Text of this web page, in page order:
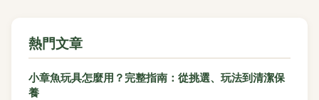
熱門文章
小章魚玩具怎麼用？完整指南：從挑選、玩法到清潔保
養